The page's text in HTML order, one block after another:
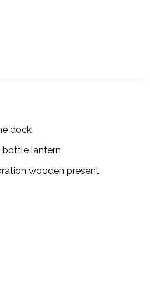
dock
bottle lantern
wooden present